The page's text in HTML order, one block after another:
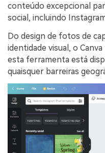
conteúdo excepcional
social, incluindo
Do design de fotos de
identidade visual, o
esta ferramenta está
quaisquer barreiras